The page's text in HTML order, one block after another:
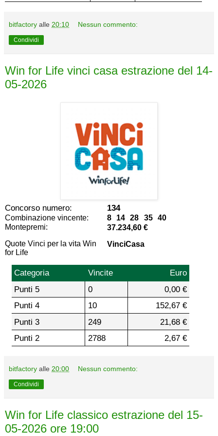
bitfactory alle 20:10 Nessun commento:
Condividi
Win for Life vinci casa estrazione del 14-
05-2026
Concorso numero: 134
Combinazione vincente:
8 14 28 35 40
Montepremi:
37.234,60 €
Quote Vinci per la vita Win
for Life
VinciCasa
Categoria Vincite
Euro
Punti 5
0
0,00 €
Punti 4
10
152,67 €
Punti 3
249
21,68 €
Punti 2
2788 2,67 €
bitfactory alle 20:00 Nessun commento:
Condividi
Win for Life classico estrazione del 15-
05-2026 ore 19:00